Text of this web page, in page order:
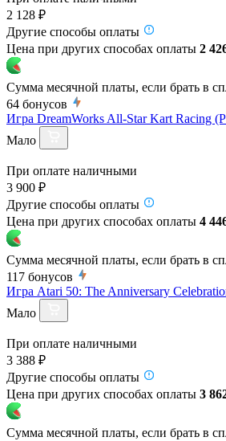
2 128 ₽
Другие способы оплаты
Цена при других способах оплаты 2
Сумма месячной платы, если брать в
64 бонусов
Игра DreamWorks All-Star Kart Racing
Мало
При оплате наличными
3 900 ₽
Другие способы оплаты
Цена при других способах оплаты 4
Сумма месячной платы, если брать в
117 бонусов
Игра Atari 50: The Anniversary
Мало
При оплате наличными
3 388 ₽
Другие способы оплаты
Цена при других способах оплаты 3
Сумма месячной платы, если брать в